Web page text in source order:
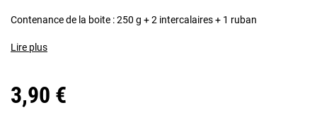
Contenance de la boite : 250 g + 2 intercalaires + 1 ruban
Lire plus
3,90 €